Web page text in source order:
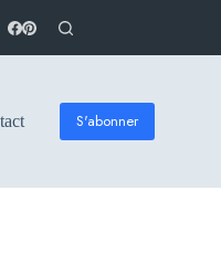
S'abonner